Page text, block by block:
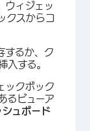
×
ウィジェッ
クスからコ
するか、ク
入する。
ックボック
るビューア
シュボード